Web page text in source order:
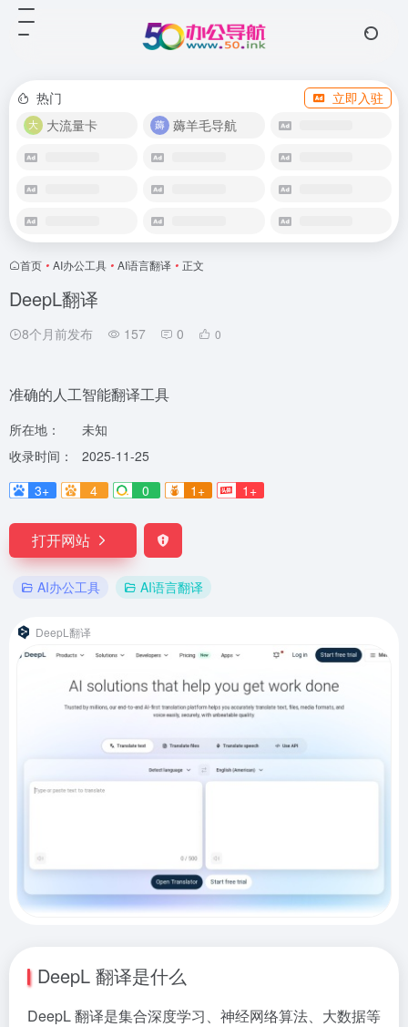
热门
立即入驻
大流量卡
薅羊毛导航
首页 • AI办公工具 • AI语言翻译 • 正文
DeepL翻译
8个月前发布 157 0 0
准确的人工智能翻译工具
所在地：
未知
收录时间：
2025-11-25
3+
4 0 1+ 1+
打开网站
AI办公工具 AI语言翻译
DeepL翻译
DeepL 翻译是什么
DeepL 翻译是集合深度学习、神经网络算法、大数据等